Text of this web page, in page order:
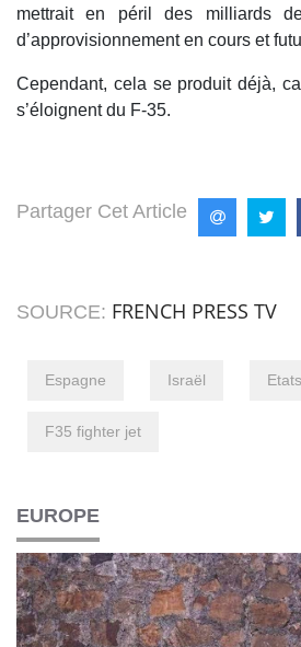
mettrait en péril des milliards
d’approvisionnement en cours et
Cependant, cela se produit déjà,
s’éloignent du F-35.
Partager Cet Article
SOURCE: FRENCH PRESS TV
Espagne Israël
F35 fighter jet
EUROPE